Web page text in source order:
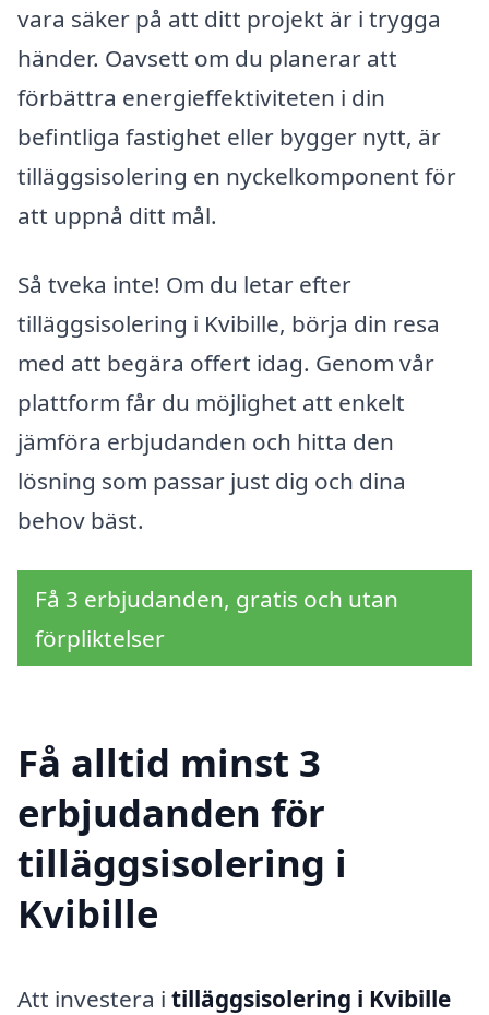
vara säker på att ditt projekt är i trygga
händer. Oavsett om du planerar att
förbättra energieffektiviteten i din
befintliga fastighet eller bygger nytt, är
tilläggsisolering en nyckelkomponent för
att uppnå ditt mål.
Så tveka inte! Om du letar efter
tilläggsisolering i Kvibille, börja din resa
med att begära offert idag. Genom vår
plattform får du möjlighet att enkelt
jämföra erbjudanden och hitta den
lösning som passar just dig och dina
behov bäst.
Få 3 erbjudanden, gratis och utan
förpliktelser
Få alltid minst 3
erbjudanden för
tilläggsisolering i
Kvibille
Att investera i tilläggsisolering i Kvibille